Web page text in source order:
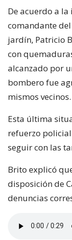
De acuerdo a
comandante
jardín, Patricio
con
alcanzado por
bombero fue
mismos vecinos.
Esta última
refuerzo
seguir con las
Brito explicó
disposición de
denuncias